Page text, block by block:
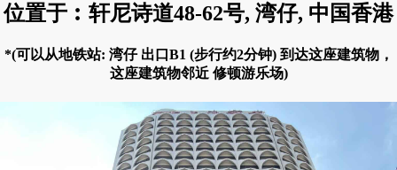
位置于︰轩尼诗道48-62号, 湾仔, 中国香港
*(可以从地铁站: 湾仔 出口B1 (步行约2分钟) 到达这座建筑物，
这座建筑物邻近 修顿游乐场)